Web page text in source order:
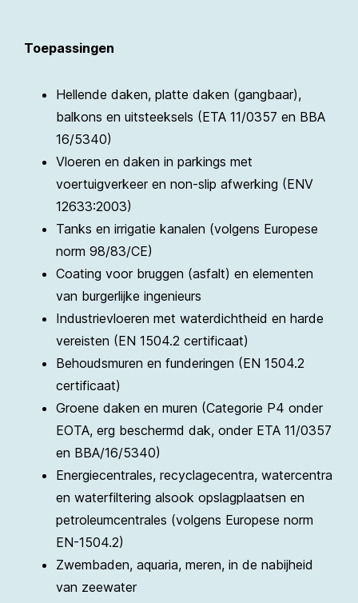
Toepassingen
Hellende daken, platte daken (gangbaar),
balkons en uitsteeksels (ETA 11/0357 en BBA
16/5340)
Vloeren en daken in parkings met
voertuigverkeer en non-slip afwerking (ENV
12633:2003)
Tanks en irrigatie kanalen (volgens Europese
norm 98/83/CE)
Coating voor bruggen (asfalt) en elementen
van burgerlijke ingenieurs
Industrievloeren met waterdichtheid en harde
vereisten (EN 1504.2 certificaat)
Behoudsmuren en funderingen (EN 1504.2
certificaat)
Groene daken en muren (Categorie P4 onder
EOTA, erg beschermd dak, onder ETA 11/0357
en BBA/16/5340)
Energiecentrales, recyclagecentra, watercentra
en waterfiltering alsook opslagplaatsen en
petroleumcentrales (volgens Europese norm
EN-1504.2)
Zwembaden, aquaria, meren, in de nabijheid
van zeewater